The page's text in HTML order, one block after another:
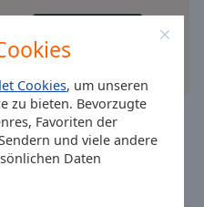
Cookies, um unseren
zu bieten. Bevorzugte
Favoriten der
und viele andere
Daten
Network